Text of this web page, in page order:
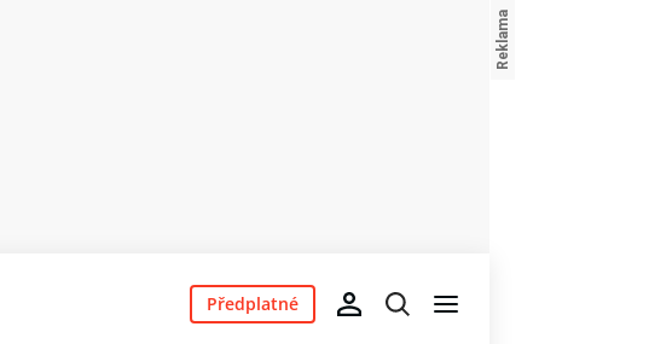
Předplatné